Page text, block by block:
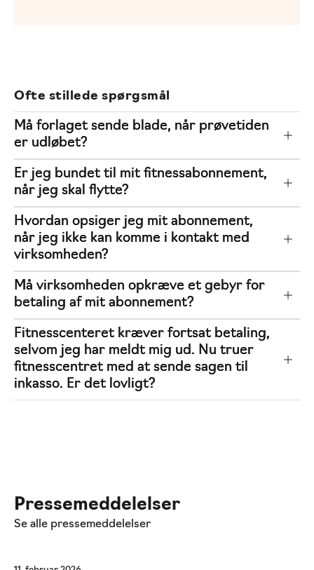
Ofte stillede spørgsmål
Må forlaget sende blade, når prøvetiden
er udløbet?
Er jeg bundet til mit fitnessabonnement,
når jeg skal flytte?
Hvordan opsiger jeg mit abonnement,
når jeg ikke kan komme i kontakt med
virksomheden?
Må virksomheden opkræve et gebyr for
betaling af mit abonnement?
Fitnesscenteret kræver fortsat betaling,
selvom jeg har meldt mig ud. Nu truer
fitnesscentret med at sende sagen til
inkasso. Er det lovligt?
Pressemeddelelser
Se alle pressemeddelelser